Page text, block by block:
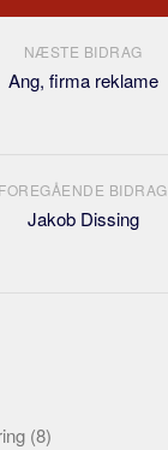
NÆSTE BIDRAG
Ang, firma reklame
FOREGÅENDE BIDRAG
Jakob Dissing
(8)